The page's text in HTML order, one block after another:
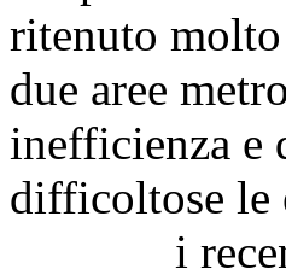
ritenuto
due aree
inefficienza e
difficoltose le
i recenti